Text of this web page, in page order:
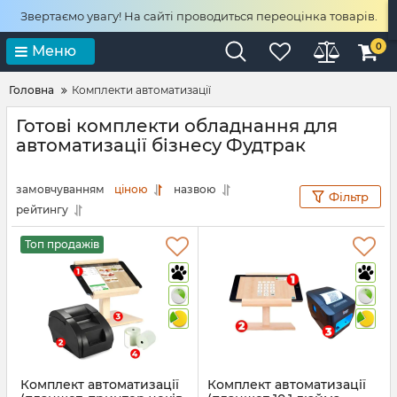
Звертаємо увагу! На сайті проводиться переоцінка товарів.
Меню 0
Головна Комплекти автоматизації
Готові комплекти обладнання для
автоматизації бізнесу Фудтрак
замовчуванням ціною
назвою
рейтингу
Фільтр
Топ продажів
Комплект автоматизації
Комплект автоматизації